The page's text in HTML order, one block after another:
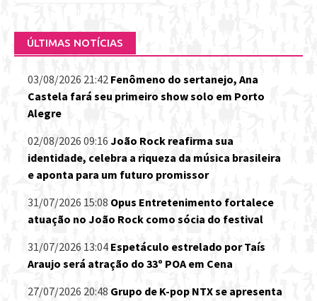
ÚLTIMAS NOTÍCIAS
03/08/2026 21:42 Fenômeno do sertanejo, Ana
Castela fará seu primeiro show solo em Porto
Alegre
02/08/2026 09:16 João Rock reafirma sua
identidade, celebra a riqueza da música brasileira
e aponta para um futuro promissor
31/07/2026 15:08 Opus Entretenimento fortalece
atuação no João Rock como sócia do festival
31/07/2026 13:04 Espetáculo estrelado por Taís
Araujo será atração do 33º POA em Cena
27/07/2026 20:48 Grupo de K-pop NTX se apresenta